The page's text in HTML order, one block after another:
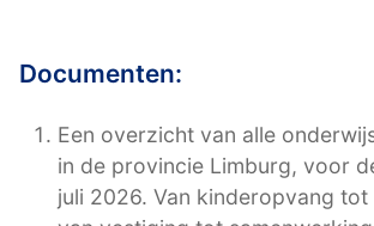
Documenten:
Een overzicht van alle
in de provincie Limburg, voor
juli 2026. Van kinderopvang tot